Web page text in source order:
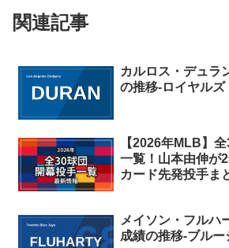
関連記事
カルロス・デュラ
の推移-ロイヤルズ
【2026年MLB】
一覧！山本由伸が
カード先発投手ま
メイソン・フルハ
成績の推移-ブルー